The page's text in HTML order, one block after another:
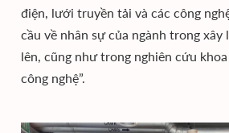
điện, lưới truyền tải và các công
cầu về nhân sự của ngành trong xây
lên, cũng như trong nghiên cứu
công nghệ”.